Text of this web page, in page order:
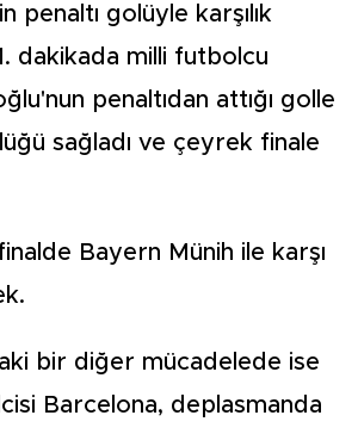
penaltı golüyle karşılık
dakikada milli futbolcu
penaltıdan attığı golle
sağladı ve çeyrek finale
Bayern Münih ile karşı
bir diğer mücadelede ise
Barcelona, deplasmanda